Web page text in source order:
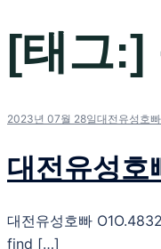
[태그:]
2023년 07월 28일대전유성호
대전유성호
대전유성호빠
find […]